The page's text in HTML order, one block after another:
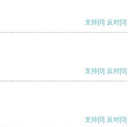
支持[0] 反对[0]
支持[0] 反对[0]
支持[0] 反对[0]